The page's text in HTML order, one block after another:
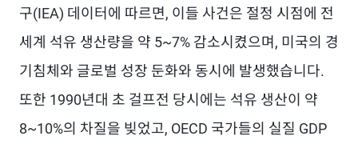
구(IEA) 데이터에 따르면, 이들 사건은 절정 시점에 전
세계 석유 생산량을 약 5~7% 감소시켰으며, 미국의 경
기침체와 글로벌 성장 둔화와 동시에 발생했습니다.
또한 1990년대 초 걸프전 당시에는 석유 생산이 약
8~10%의 차질을 빚었고, OECD 국가들의 실질 GDP